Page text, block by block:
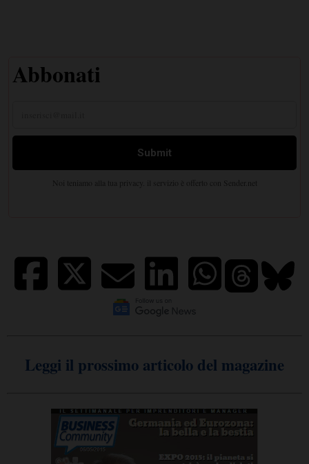
Leggi il prossimo articolo del magazine